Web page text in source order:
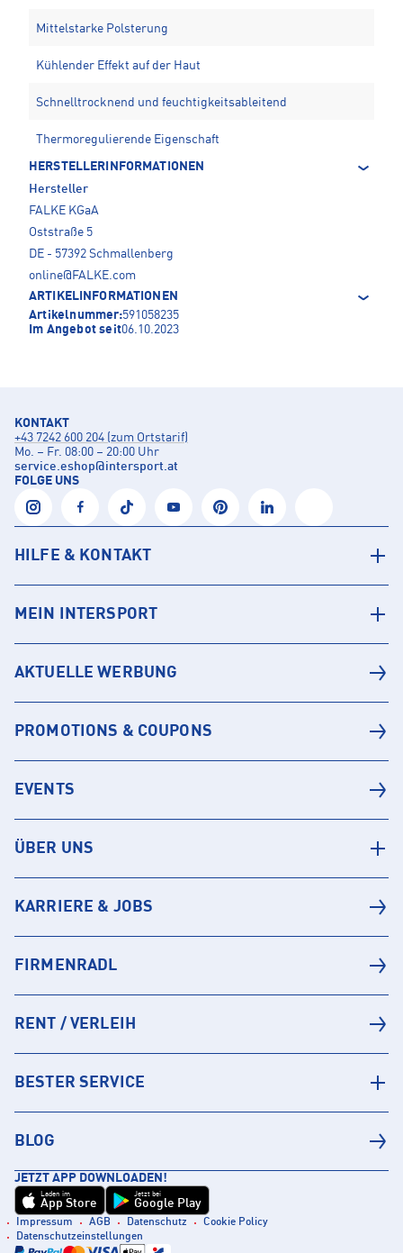
Mittelstarke Polsterung
Kühlender Effekt auf der Haut
Schnelltrocknend und feuchtigkeitsableitend
Thermoregulierende Eigenschaft
HERSTELLERINFORMATIONEN
Hersteller
FALKE KGaA
Oststraße 5
DE - 57392 Schmallenberg
online@FALKE.com
ARTIKELINFORMATIONEN
Artikelnummer:591058235
Im Angebot seit06.10.2023
KONTAKT
+43 7242 600 204 (zum Ortstarif)
Mo. – Fr. 08:00 – 20:00 Uhr
service.eshop@intersport.at
FOLGE UNS
HILFE & KONTAKT
MEIN INTERSPORT
AKTUELLE WERBUNG
PROMOTIONS & COUPONS
EVENTS
ÜBER UNS
KARRIERE & JOBS
FIRMENRADL
RENT / VERLEIH
BESTER SERVICE
BLOG
JETZT APP DOWNLOADEN!
Laden im
App Store
Jetzt bei
Google Play
Impressum AGB Datenschutz
Cookie Policy
Datenschutzeinstellungen